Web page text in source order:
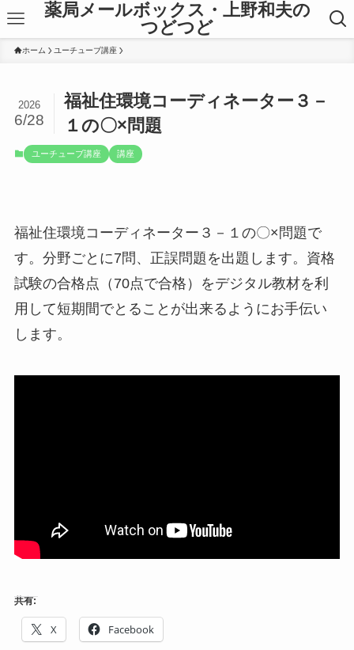
薬局メールボックス・上野和夫の
つどつど
ホーム ユーチューブ講座
福祉住環境コーディネーター３－
１の〇×問題
2026
6/28
ユーチューブ講座 講座
福祉住環境コーディネーター３－１の〇×問題で
す。分野ごとに7問、正誤問題を出題します。資格
試験の合格点（70点で合格）をデジタル教材を利
用して短期間でとることが出来るようにお手伝い
します。
共有:
X Facebook